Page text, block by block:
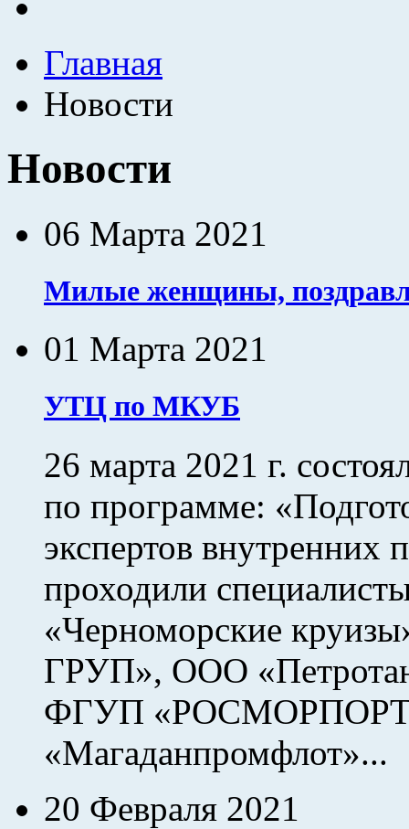
Главная
Новости
Новости
06 Марта 2021
Милые женщины,
01 Марта 2021
УТЦ по МКУБ
26 марта 2021 г.
по программе:
экспертов внутренних
проходили
«Черноморские
ГРУП», ООО
ФГУП
«Магаданпромфлот»...
20 Февраля 2021